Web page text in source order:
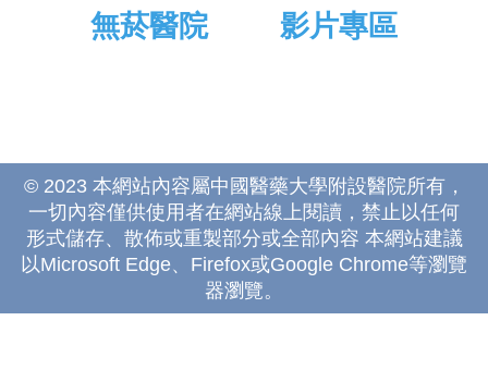
無菸醫院 影片專區
© 2023 本網站內容屬中國醫藥大學附設醫院所有，
一切內容僅供使用者在網站線上閱讀，禁止以任何
形式儲存、散佈或重製部分或全部內容 本網站建議
以Microsoft Edge、Firefox或Google Chrome等瀏覽
器瀏覽。